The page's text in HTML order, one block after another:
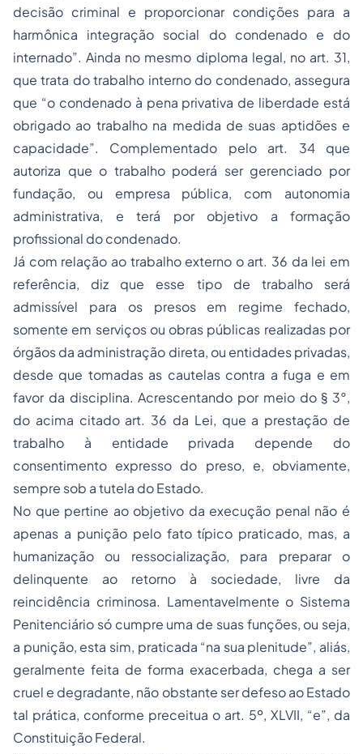
decisão criminal e proporcionar condições para a
harmônica integração social do condenado e do
internado”. Ainda no mesmo diploma legal, no art. 31,
que trata do trabalho interno do condenado, assegura
que “o condenado à pena privativa de liberdade está
obrigado ao trabalho na medida de suas aptidões e
capacidade”. Complementado pelo art. 34 que
autoriza que o trabalho poderá ser gerenciado por
fundação, ou empresa pública, com autonomia
administrativa, e terá por objetivo a formação
profissional do condenado.
Já com relação ao trabalho externo o art. 36 da lei em
referência, diz que esse tipo de trabalho será
admissível para os presos em regime fechado,
somente em serviços ou obras públicas realizadas por
órgãos da administração direta, ou entidades privadas,
desde que tomadas as cautelas contra a fuga e em
favor da disciplina. Acrescentando por meio do § 3°,
do acima citado art. 36 da Lei, que a prestação de
trabalho à entidade privada depende do
consentimento expresso do preso, e, obviamente,
sempre sob a tutela do Estado.
No que pertine ao objetivo da execução penal não é
apenas a punição pelo fato típico praticado, mas, a
humanização ou ressocialização, para preparar o
delinquente ao retorno à sociedade, livre da
reincidência criminosa. Lamentavelmente o Sistema
Penitenciário só cumpre uma de suas funções, ou seja,
a punição, esta sim, praticada “na sua plenitude”, aliás,
geralmente feita de forma exacerbada, chega a ser
cruel e degradante, não obstante ser defeso ao Estado
tal prática, conforme preceitua o art. 5º, XLVII, “e”, da
Constituição Federal.